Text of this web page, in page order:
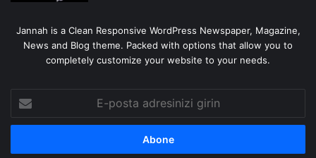
Jannah is a Clean Responsive WordPress Newspaper, Magazine,
News and Blog theme. Packed with options that allow you to
completely customize your website to your needs.
posta
adresinizi